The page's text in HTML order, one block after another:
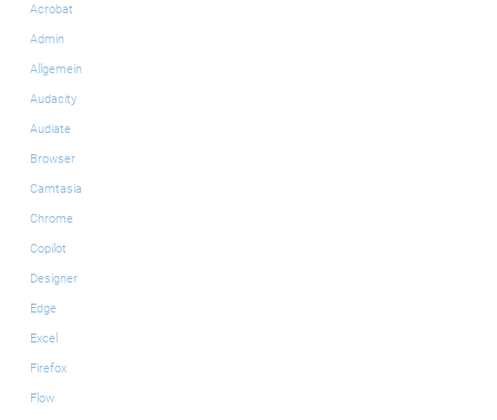
Acrobat
Admin
Allgemein
Audacity
Audiate
Browser
Camtasia
Chrome
Copilot
Designer
Edge
Excel
Firefox
Flow